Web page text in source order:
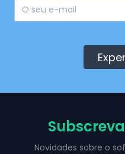
Novidades sobre o